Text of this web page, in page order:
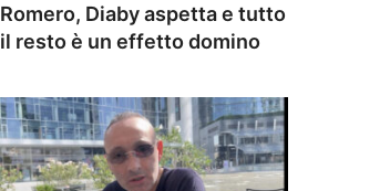
Romero, Diaby aspetta e tutto
il resto è un effetto domino